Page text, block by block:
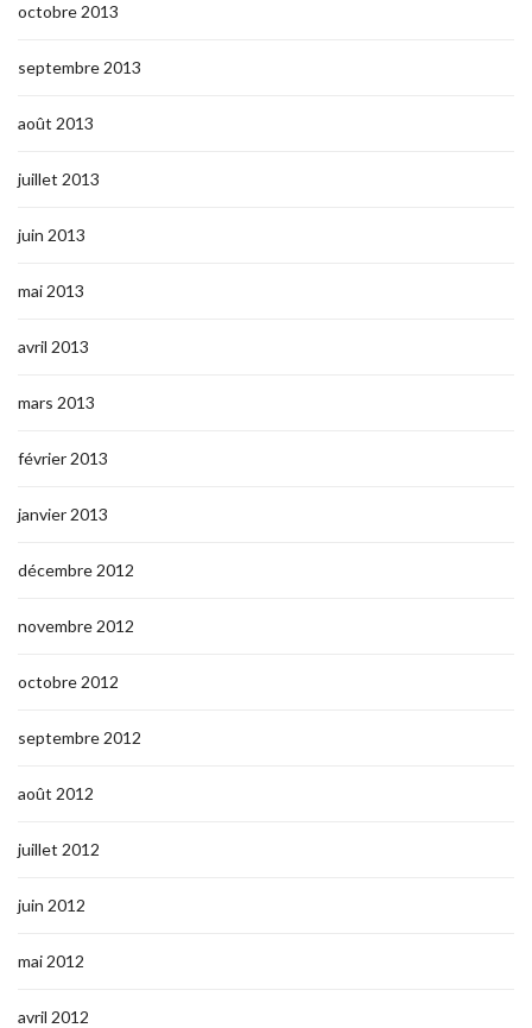
octobre 2013
septembre 2013
août 2013
juillet 2013
juin 2013
mai 2013
avril 2013
mars 2013
février 2013
janvier 2013
décembre 2012
novembre 2012
octobre 2012
septembre 2012
août 2012
juillet 2012
juin 2012
mai 2012
avril 2012